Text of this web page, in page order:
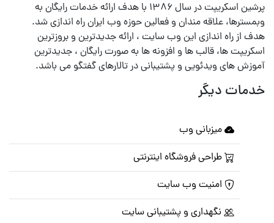
پرشین اسکریپت در سال ۱۳۸۶ با هدف ارائه خدمات رایگان به
وبمسترها، علاقه مندان و فعالین حوزه وب ایران راه اندازی شد.
هدف از راه اندازی این وب سایت ، ارائه جدیدترین و بروزترین
اسکریپت ها، قالب ها و افزونه ها به صورت رایگان ، جدیدترین
آموزش های ویدئویی و پشتیبانی در تالارهای گفتگو می باشد.
خدمات دیگر
میزبانی وب
طراحی فروشگاه اینترنتی
امنیت وب سایت
نگهداری و پشتیبانی سایت